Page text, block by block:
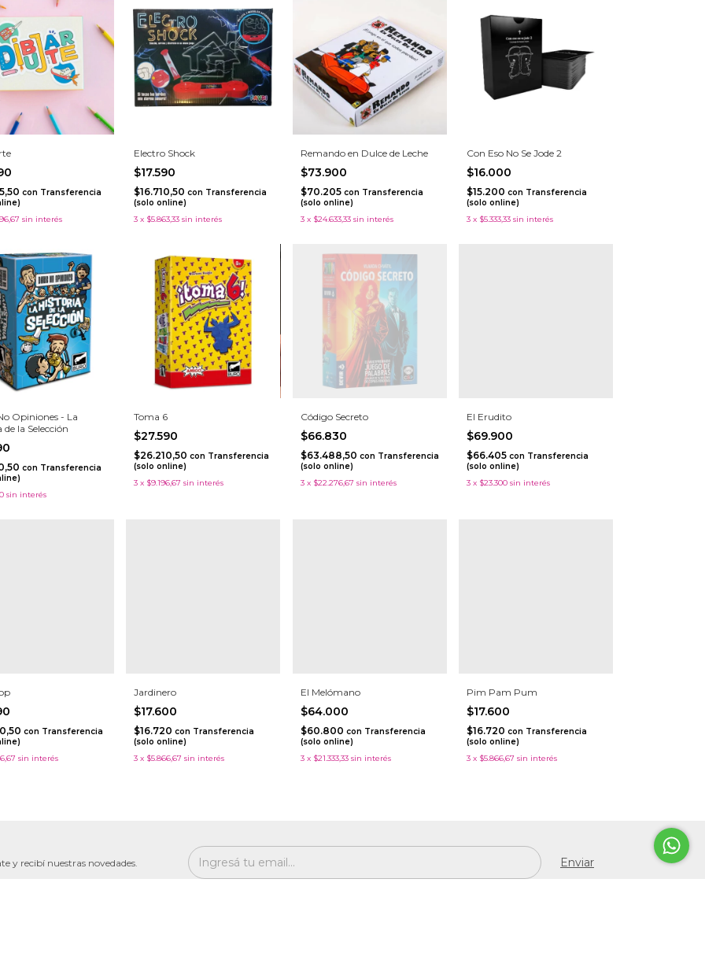
con Transferencia
sin interés
Electro Shock
$17.590
$16.710,50con Transferencia
(solo online)
3 x $5.863,33 sin interés
Remando en Dulce de Leche
$73.900
$70.205 con Transferencia
(solo online)
3 x $24.633,33 sin interés
Con Eso No Se Jode 2
$16.000
$15.200 con Transferencia
(solo online)
3 x $5.333,33 sin interés
Opiniones - La
de la Selección
con Transferencia
sin interés
Toma 6
$27.590
$26.210,50con Transferencia
(solo online)
3 x $9.196,67 sin interés
Código Secreto
$66.830
$63.488,50 con Transferencia
(solo online)
3 x $22.276,67 sin interés
El Erudito
$69.900
$66.405 con Transferencia
(solo online)
3 x $23.300 sin interés
con Transferencia
sin interés
Jardinero
$17.600
$16.720con Transferencia
(solo online)
3 x $5.866,67 sin interés
El Melómano
$64.000
$60.800 con Transferencia
(solo online)
3 x $21.333,33 sin interés
Pim Pam Pum
$17.600
$16.720 con Transferencia
(solo online)
3 x $5.866,67 sin interés
y recibí nuestras novedades.